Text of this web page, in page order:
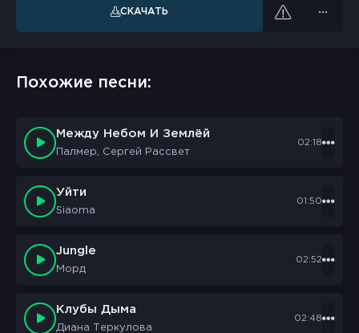
СКАЧАТЬ
Похожие песни:
Между Небом И Землёй
Палмер, Сергей Рассвет
02:18
Уйти
Siaoma
01:50
Jungle
Морд
02:52
Клубы Дыма
Диана Теркулова
02:48